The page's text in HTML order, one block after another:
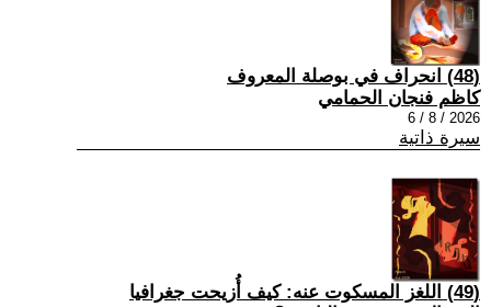
(48) انحراف في بوصلة المعروف
كاظم فنجان الحمامي
2026 / 8 / 6
سيرة ذاتية
(49) اللغز المسكوت عنه: كيف أُزيحت جغرافيا